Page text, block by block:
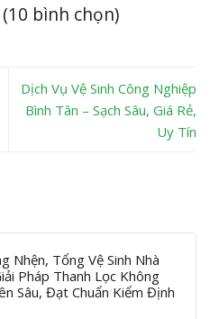
bình chọn)
Dịch Vụ Vệ Sinh Công Nghiệp
Bình Tân – Sạch Sâu, Giá Rẻ,
Uy Tín
Nhện, Tổng Vệ Sinh Nhà
Pháp Thanh Lọc Không
Sâu, Đạt Chuẩn Kiểm Định